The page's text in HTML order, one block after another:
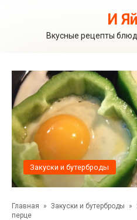
И
Вкусные рецепты блюд
Закуски и бутерброды
Главная » Закуски и бутерброды »
перце